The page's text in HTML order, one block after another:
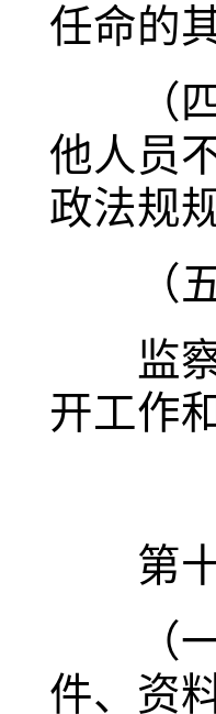
任命的
（四
他人员
政法规
（五
监察
开工作
第十
（一
件、资